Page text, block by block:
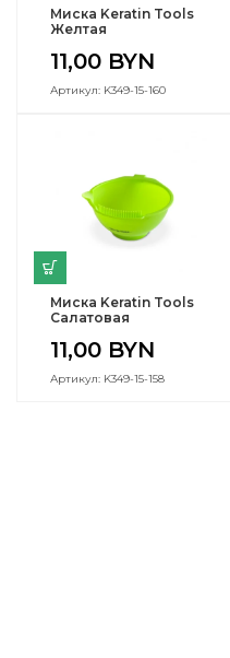
Миска Keratin Tools
Желтая
11,00 BYN
Артикул: K349-15-160
Миска Keratin Tools
Салатовая
11,00 BYN
Артикул: K349-15-158